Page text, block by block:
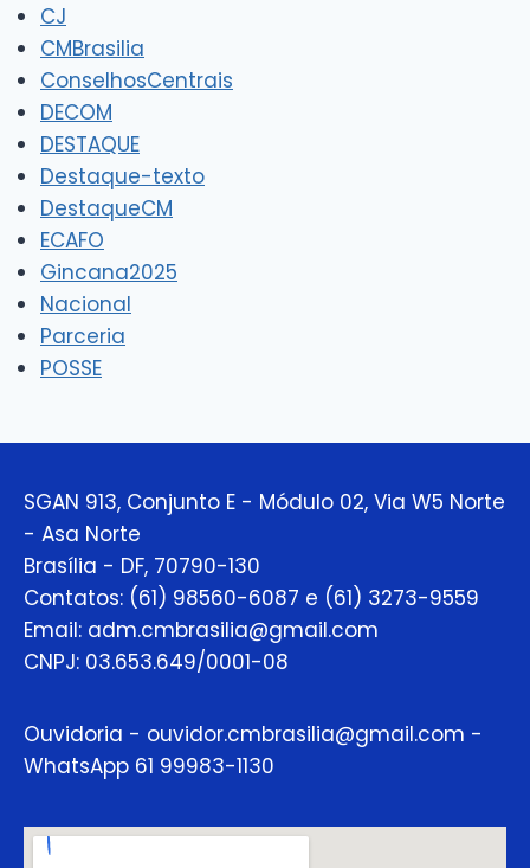
CJ
CMBrasilia
ConselhosCentrais
DECOM
DESTAQUE
Destaque-texto
DestaqueCM
ECAFO
Gincana2025
Nacional
Parceria
POSSE
SGAN 913, Conjunto E - Módulo 02, Via W5 Norte
- Asa Norte
Brasília - DF, 70790-130
Contatos: (61) 98560-6087 e (61) 3273-9559
Email: adm.cmbrasilia@gmail.com
CNPJ: 03.653.649/0001-08
Ouvidoria - ouvidor.cmbrasilia@gmail.com -
WhatsApp 61 99983-1130